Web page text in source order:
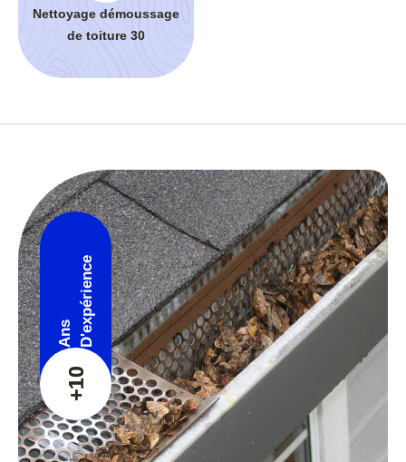
Nettoyage démoussage
de toiture 30
+10
Ans D'expérience